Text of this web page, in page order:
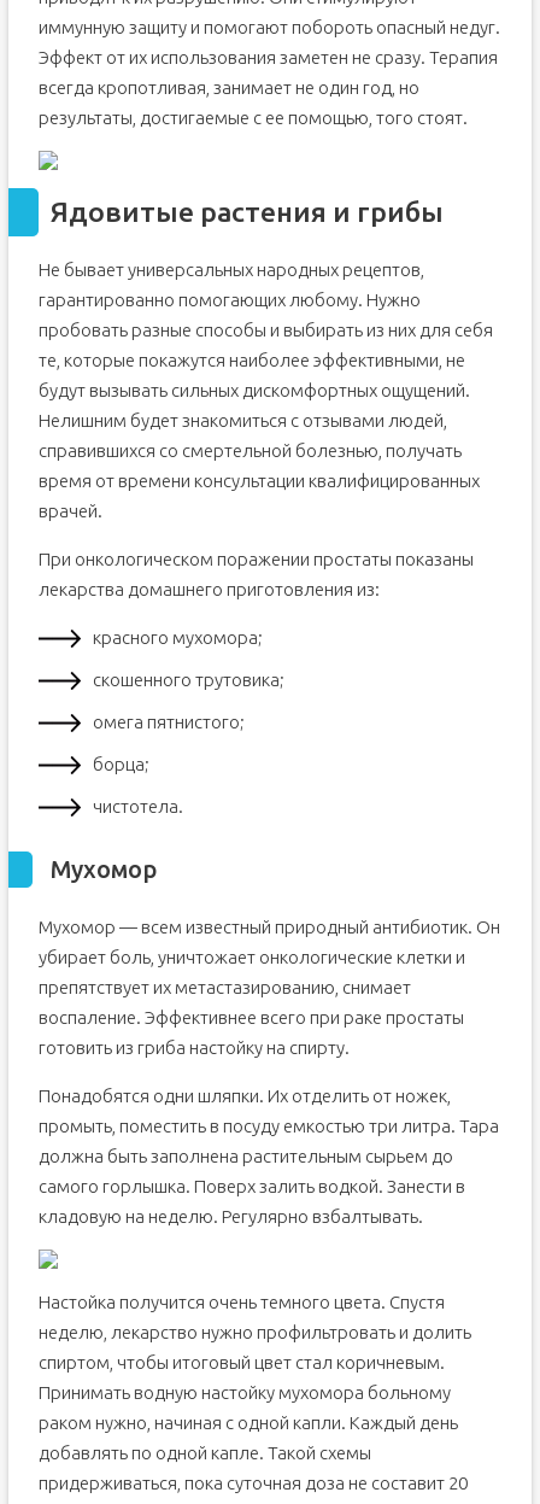
иммунную защиту и помогают побороть опасный недуг.
Эффект от их использования заметен не сразу. Терапия
всегда кропотливая, занимает не один год, но
результаты, достигаемые с ее помощью, того стоят.
Ядовитые растения и грибы
Не бывает универсальных народных рецептов,
гарантированно помогающих любому. Нужно
пробовать разные способы и выбирать из них для себя
те, которые покажутся наиболее эффективными, не
будут вызывать сильных дискомфортных ощущений.
Нелишним будет знакомиться с отзывами людей,
справившихся со смертельной болезнью, получать
время от времени консультации квалифицированных
врачей.
При онкологическом поражении простаты показаны
лекарства домашнего приготовления из:
красного мухомора;
скошенного трутовика;
омега пятнистого;
борца;
чистотела.
Мухомор
Мухомор — всем известный природный антибиотик. Он
убирает боль, уничтожает онкологические клетки и
препятствует их метастазированию, снимает
воспаление. Эффективнее всего при раке простаты
готовить из гриба настойку на спирту.
Понадобятся одни шляпки. Их отделить от ножек,
промыть, поместить в посуду емкостью три литра. Тара
должна быть заполнена растительным сырьем до
самого горлышка. Поверх залить водкой. Занести в
кладовую на неделю. Регулярно взбалтывать.
Настойка получится очень темного цвета. Спустя
неделю, лекарство нужно профильтровать и долить
спиртом, чтобы итоговый цвет стал коричневым.
Принимать водную настойку мухомора больному
раком нужно, начиная с одной капли. Каждый день
добавлять по одной капле. Такой схемы
придерживаться, пока суточная доза не составит 20